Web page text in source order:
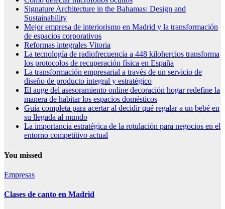
Signature Architecture in the Bahamas: Design and
Sustainability
Mejor empresa de interiorismo en Madrid y la transformación
de espacios corporativos
Reformas integrales Vitoria
La tecnología de radiofrecuencia a 448 kilohercios transforma
los protocolos de recuperación física en España
La transformación empresarial a través de un servicio de
diseño de producto integral y estratégico
El auge del asesoramiento online decoración hogar redefine la
manera de habitar los espacios domésticos
Guía completa para acertar al decidir qué regalar a un bebé en
su llegada al mundo
La importancia estratégica de la rotulación para negocios en el
entorno competitivo actual
You missed
Empresas
Clases de canto en Madrid